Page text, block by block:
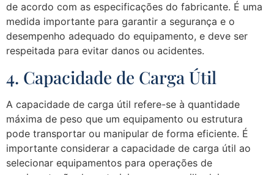
de acordo com as especificações do fabricante. É uma
medida importante para garantir a segurança e o
desempenho adequado do equipamento, e deve ser
respeitada para evitar danos ou acidentes.
4. Capacidade de Carga Útil
A capacidade de carga útil refere-se à quantidade
máxima de peso que um equipamento ou estrutura
pode transportar ou manipular de forma eficiente. É
importante considerar a capacidade de carga útil ao
selecionar equipamentos para operações de